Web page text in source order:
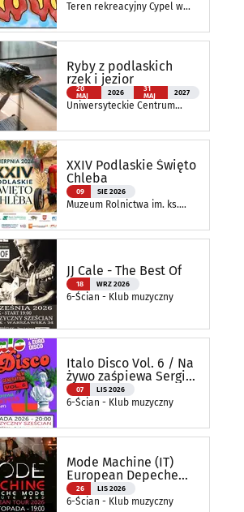
Teren rekreacyjny Cypel w
Ryby z podlaskich
rzek i jezior
20
MAJ
2026
31
MAJ
2027
Uniwersyteckie Centrum
Andrzeja Myrchy
XXIV Podlaskie Święto
Chleba
09 SIE 2026
Muzeum Rolnictwa im. ks.
Ciechanowcu
JJ Cale - The Best Of
18 WRZ 2026
6-Ścian - Klub muzyczny
Italo Disco Vol. 6 / Na
żywo zaśpiewa Sergio
Bettas
07 LIS 2026
6-Ścian - Klub muzyczny
Mode Machine (IT)
European Depeche
Mode Tribute Band
26 LIS 2026
6-Ścian - Klub muzyczny